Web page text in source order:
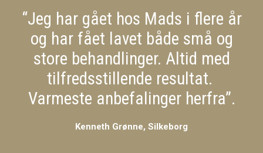
“Jeg har gået hos Mads i flere år
og har fået lavet både små og
store behandlinger. Altid med
tilfredsstillende resultat.
Varmeste anbefalinger herfra”.
Kenneth Grønne, Silkeborg